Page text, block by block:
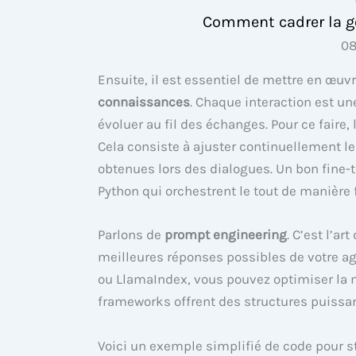
Comment cadrer la
Ensuite, il est essentiel de mettre en
connaissances. Chaque interaction est
évoluer au fil des échanges. Pour ce faire,
Cela consiste à ajuster continuellement
obtenues lors des dialogues. Un bon
Python qui orchestrent le tout de manière
Parlons de prompt engineering. C’est
meilleures réponses possibles de votre
ou LlamaIndex, vous pouvez optimiser
frameworks offrent des structures
Voici un exemple simplifié de code pour